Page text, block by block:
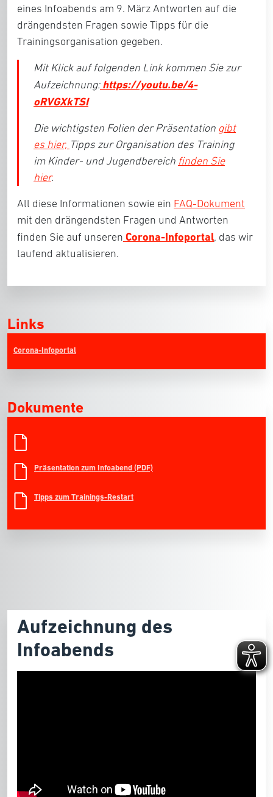
eines Infoabends am 9. März Antworten auf die
drängendsten Fragen sowie Tipps für die
Trainingsorganisation gegeben.
Mit Klick auf folgenden Link kommen Sie zur
Aufzeichnung:https://youtu.be/4-
oRVGXkTSI
Die wichtigsten Folien der Präsentation gibt
es hier, Tipps zur Organisation des Training
im Kinder- und Jugendbereich finden Sie
hier.
All diese Informationen sowie ein FAQ-Dokument
mit den drängendsten Fragen und Antworten
finden Sie auf unseren Corona-Infoportal, das wir
laufend aktualisieren.
Links
Corona-Infoportal
Dokumente
Präsentation zum Infoabend (PDF)
Tipps zum Trainings-Restart
Aufzeichnung des
Infoabends